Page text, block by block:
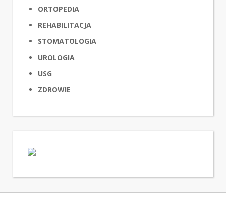
ORTOPEDIA
REHABILITACJA
STOMATOLOGIA
UROLOGIA
USG
ZDROWIE